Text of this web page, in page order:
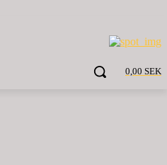
0,00 SEK